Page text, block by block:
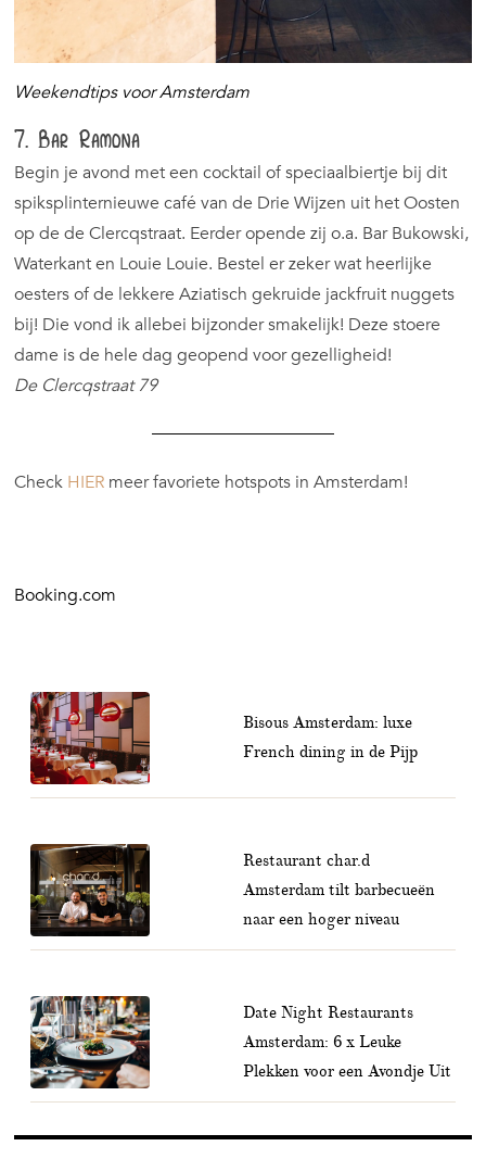
Weekendtips voor Amsterdam
7. Bar Ramona
Begin je avond met een cocktail of speciaalbiertje bij dit
spiksplinternieuwe café van de Drie Wijzen uit het Oosten
op de de Clercqstraat. Eerder opende zij o.a. Bar Bukowski,
Waterkant en Louie Louie. Bestel er zeker wat heerlijke
oesters of de lekkere Aziatisch gekruide jackfruit nuggets
bij! Die vond ik allebei bijzonder smakelijk! Deze stoere
dame is de hele dag geopend voor gezelligheid!
De Clercqstraat 79
Check HIER meer favoriete hotspots in Amsterdam!
Booking.com
Bisous Amsterdam: luxe
French dining in de Pijp
Restaurant char.d
Amsterdam tilt barbecueën
naar een hoger niveau
Date Night Restaurants
Amsterdam: 6 x Leuke
Plekken voor een Avondje Uit